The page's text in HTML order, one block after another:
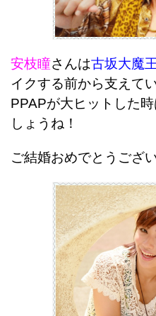
安枝瞳さんは古坂大魔
イクする前から支えて
PPAPが大ヒットした
しょうね！
ご結婚おめでとうござ